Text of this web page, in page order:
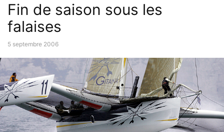
Fin de saison sous les
falaises
5 septembre 2006